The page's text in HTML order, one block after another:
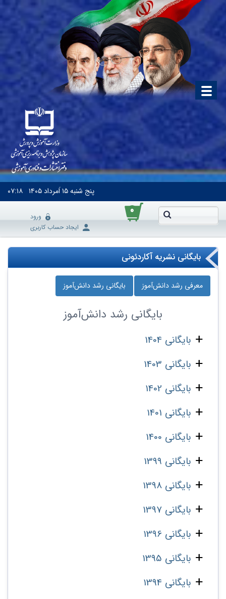
پنج شنبه۱۵ اَمرداد ۱۴۰۵ ۰۷:۱۸
۰
ورود
ایجاد حساب کاربری
بایگانی نشریه آکاردئونی
معرفی رشد دانش‌آموز بایگانی رشد دانش‌آموز
بایگانی رشد دانش‌آموز
بایگانی 1404
بایگانی 1403
بایگانی 1402
بایگانی 1401
بایگانی 1400
بایگانی 1399
بایگانی 1398
بایگانی 1397
بایگانی 1396
بایگانی 1395
بایگانی 1394